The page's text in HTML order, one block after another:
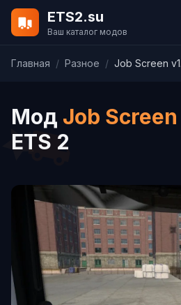
ETS2.su
Ваш каталог модов
Главная / Разное / Job Screen
Мод Job Screen
ETS 2